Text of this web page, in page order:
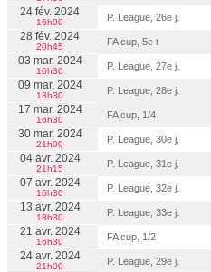
24 fév. 2024
16h00 P. League, 26e j.
28 fév. 2024
20h45 FA cup, 5e t
03 mar. 2024
16h30 P. League, 27e j.
09 mar. 2024
13h30 P. League, 28e j.
17 mar. 2024
16h30 FA cup, 1/4
30 mar. 2024
21h00 P. League, 30e j.
04 avr. 2024
21h15 P. League, 31e j.
07 avr. 2024
16h30 P. League, 32e j.
13 avr. 2024
18h30 P. League, 33e j.
21 avr. 2024
16h30 FA cup, 1/2
24 avr. 2024
21h00 P. League, 29e j.